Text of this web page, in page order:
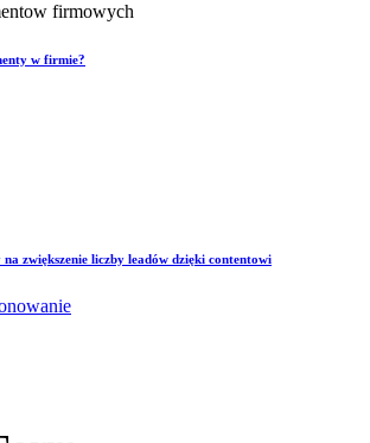
w firmie?
na zwiększenie liczby leadów dzięki contentowi